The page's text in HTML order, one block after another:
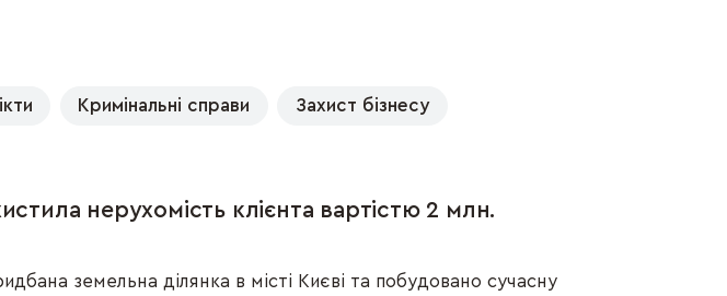
Кримінальні справи Захист бізнесу
нерухомість клієнта вартістю 2 млн.
земельна ділянка в місті Києві та побудовано сучасну